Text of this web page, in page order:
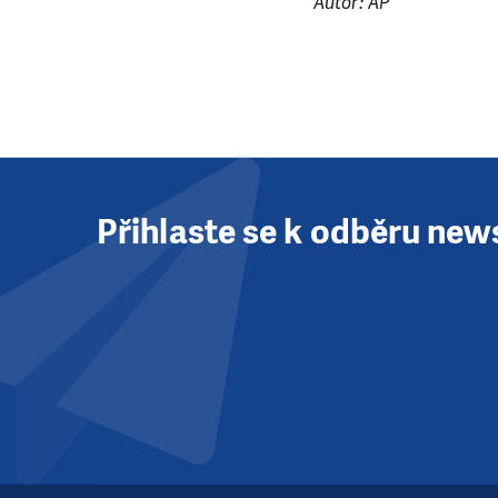
Přihlaste se k odběru